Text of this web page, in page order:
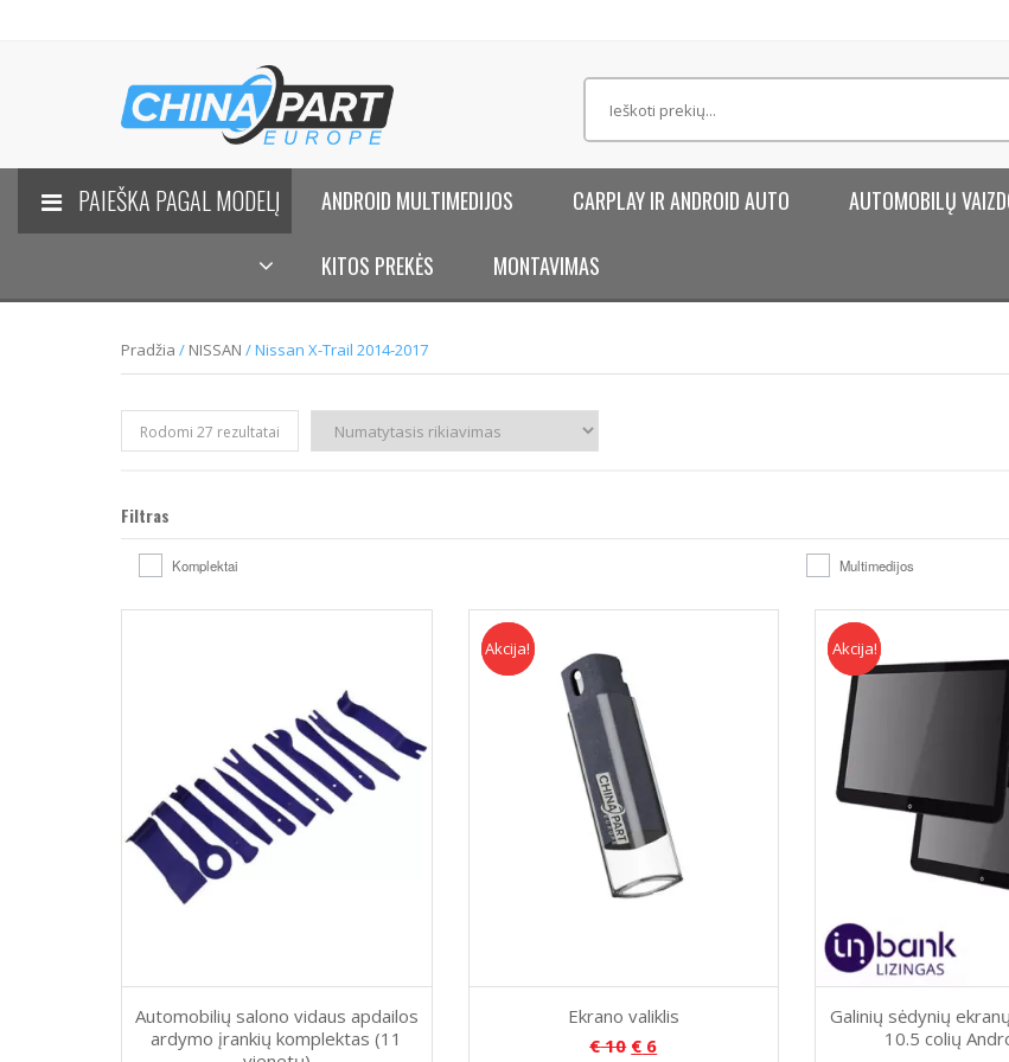
PAIEŠKA PAGAL MODELĮ ANDROID MULTIMEDIJOS CARPLAY IR ANDROID AUTO AUTOMOBILŲ
KITOS PREKĖS MONTAVIMAS
Pradžia / NISSAN / Nissan X-Trail 2014-2017
Rodomi 27 rezultatai
Filtras
Komplektai Multimedijos
Automobilių salono vidaus apdailos
ardymo įrankių komplektas (11
Akcija
Akcija!
Ekrano valiklis
€10 € 6
Akcija
Akcija!
Galinių sėdynių
10.5 colių